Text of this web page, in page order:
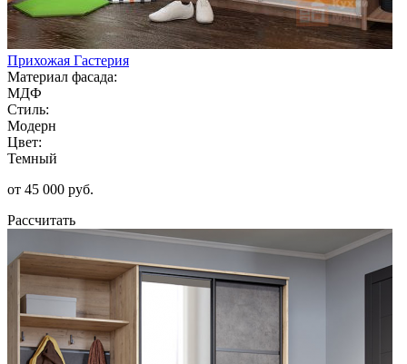
Прихожая Гастерия
Материал фасада:
МДФ
Стиль:
Модерн
Цвет:
Темный
от 45 000 руб.
Рассчитать